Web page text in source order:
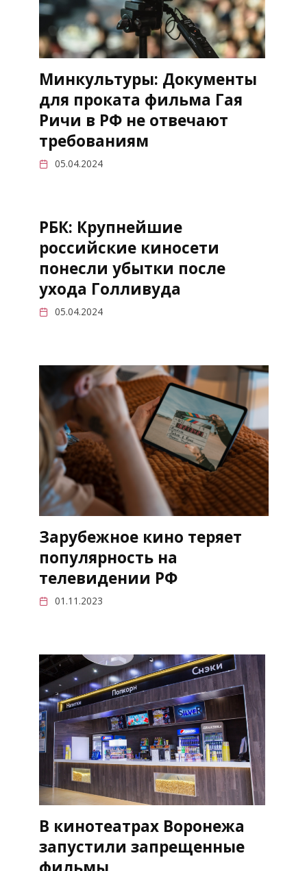
Минкультуры: Документы
для проката фильма Гая
Ричи в РФ не отвечают
требованиям
05.04.2024
РБК: Крупнейшие
российские киносети
понесли убытки после
ухода Голливуда
05.04.2024
Зарубежное кино теряет
популярность на
телевидении РФ
01.11.2023
В кинотеатрах Воронежа
запустили запрещенные